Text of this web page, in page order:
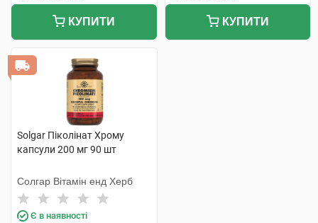
КУПИТИ КУПИТИ
Solgar Піколінат Хрому
капсули 200 мг 90 шт
Солгар Вітамін енд Херб
Є в наявності